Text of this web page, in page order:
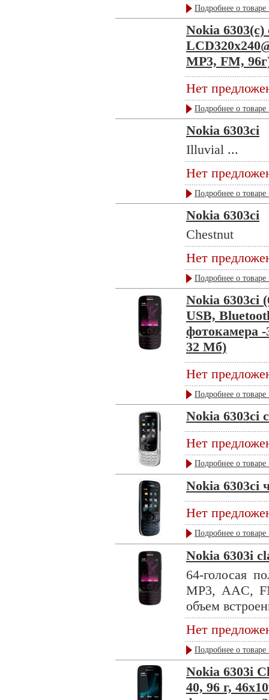
Подробнее о товаре
Nokia
MP3, FM,
Нет
Подробнее о товаре
Nokia 6303ci
Illuvial ...
Нет
Подробнее о товаре
Nokia 6303ci
Chestnut
Нет
Подробнее о товаре
Nokia 6303ci
USB,
фотокамера
32 Мб)
Нет
Подробнее о товаре
Nokia 6303ci
Нет
Подробнее о товаре
Nokia 6303ci
Нет
Подробнее о товаре
Nokia 6303i
64-голосая
MP3, AAC,
объем
Нет
Подробнее о товаре
Nokia 6303i
40, 96 г,